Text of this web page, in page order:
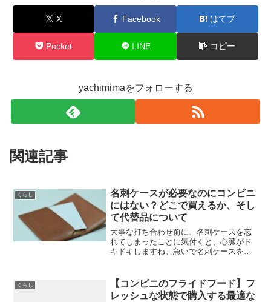
X Facebook はてブ
Pocket LINE コピー
yachimimaをフォローする
関連記事
くらし
名刺ケースが必要なのにコンビニ
にはない？どこで買えるか、そし
て代替品について
大事な打ち合わせ前に、名刺ケースを忘
れてしまったことに気付くと、心臓がド
キドキしますね。急いで名刺ケースを探
コンビニで名刺ケースを見つけるのは難
しいんです。以前はファミ...
くらし
【コンビニのフライドフード】フ
レッシュな状態で購入する最適な